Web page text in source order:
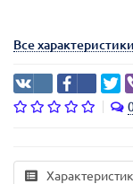
Все характеристики